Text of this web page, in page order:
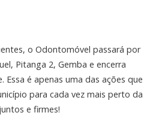
o Odontomóvel passará por
Pitanga 2, Gemba e encerra
Essa é apenas uma das ações que
para cada vez mais perto da
e firmes!